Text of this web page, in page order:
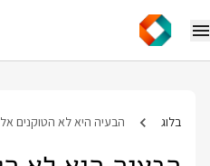
בלוג הבעיה היא לא הטוקנים